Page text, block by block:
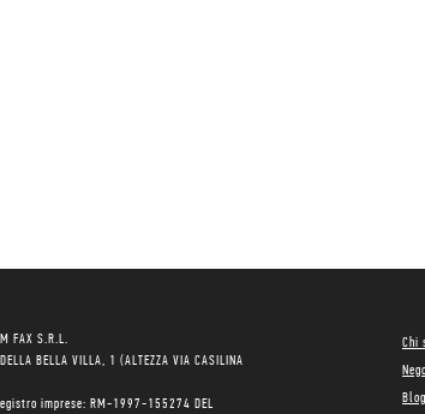
FAX S.R.L.
BELLA VILLA, 1 (ALTEZZA VIA CASILINA
imprese: RM-1997-155274 DEL
Chi